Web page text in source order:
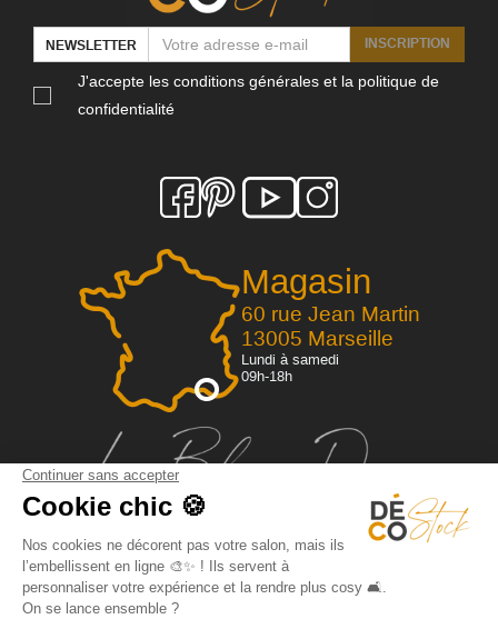
Magasin
60 rue Jean Martin
13005 Marseille
Lundi à samedi
09h-18h
NEWSLETTER INSCRIPTION
J'accepte les conditions générales et la politique de
confidentialité
Qui sommes-nous? Dossier de presse
Espace pro